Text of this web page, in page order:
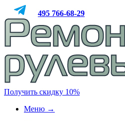
495 766-68-29
Получить скидку 10%
Меню →